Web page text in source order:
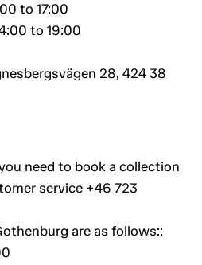
to 17:00
to 19:00
28, 424 38
need to book a collection
service +46 723
are as follows::